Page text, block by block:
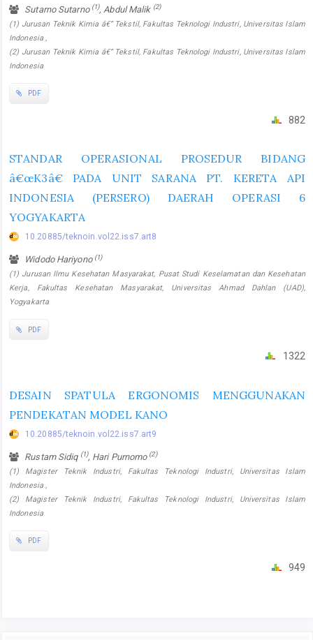
Sutarno Sutarno (1), Abdul Malik (2)
(1) Jurusan Teknik Kimia â€“ Tekstil, Fakultas Teknologi Industri, Universitas Islam
Indonesia ,
(2) Jurusan Teknik Kimia â€“ Tekstil, Fakultas Teknologi Industri, Universitas Islam
Indonesia
PDF
882
STANDAR OPERASIONAL PROSEDUR BIDANG
â€œK3â€ PADA UNIT SARANA PT. KERETA API
INDONESIA (PERSERO) DAERAH OPERASI 6
YOGYAKARTA
10.20885/teknoin.vol22.iss7.art8
Widodo Hariyono (1)
(1) Jurusan Ilmu Kesehatan Masyarakat, Pusat Studi Keselamatan dan Kesehatan
Kerja, Fakultas Kesehatan Masyarakat, Universitas Ahmad Dahlan (UAD),
Yogyakarta
PDF
1322
DESAIN SPATULA ERGONOMIS MENGGUNAKAN
PENDEKATAN MODEL KANO
10.20885/teknoin.vol22.iss7.art9
Rustam Sidiq (1), Hari Purnomo (2)
(1) Magister Teknik Industri, Fakultas Teknologi Industri, Universitas Islam
Indonesia ,
(2) Magister Teknik Industri, Fakultas Teknologi Industri, Universitas Islam
Indonesia
PDF
949